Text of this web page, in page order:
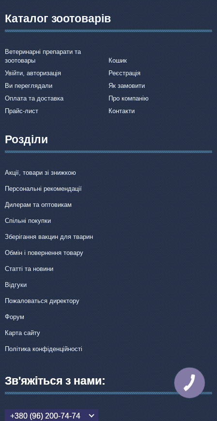
Каталог зоотоварів
Ветеринарні препарати та
зоотовары
Кошик
Увійти, авторизація
Реєстрація
Ви переглядали
Як замовити
Оплата та доставка
Про компанію
Прайс-лист
Контакти
Розділи
Акції, товари зі знижкою
Персональні рекомендації
Дилерам та оптовикам
Спільні покупки
Зберігання вакцин для тварин
Обмін і повернення товару
Статті та новини
Відгуки
Пожаловаться директору
Форум
Карта сайту
Політика конфіденційності
Зв'яжіться з нами:
+380 (96) 200-74-74
КНОПКА
ЗВ'ЯЗКУ